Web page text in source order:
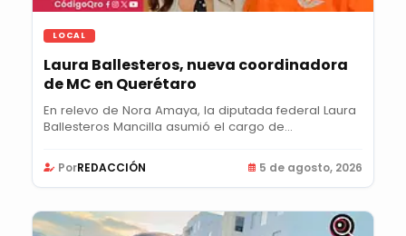
LOCAL
Laura Ballesteros, nueva coordinadora
de MC en Querétaro
En relevo de Nora Amaya, la diputada federal Laura
Ballesteros Mancilla asumió el cargo de...
PorREDACCIÓN 5 de agosto, 2026